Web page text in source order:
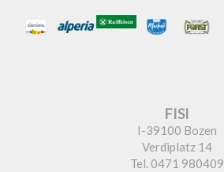
FISI
I-39100 Bozen
Verdiplatz 14
Tel. 0471 980409